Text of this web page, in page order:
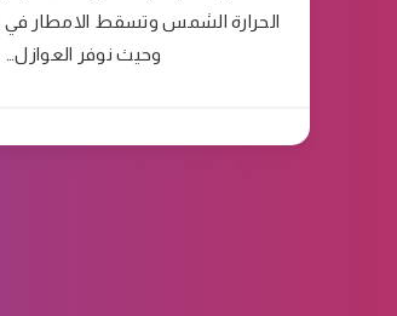
الحرارة الشمس وتسقط الامطار في
وحيث نوفر العوازل…